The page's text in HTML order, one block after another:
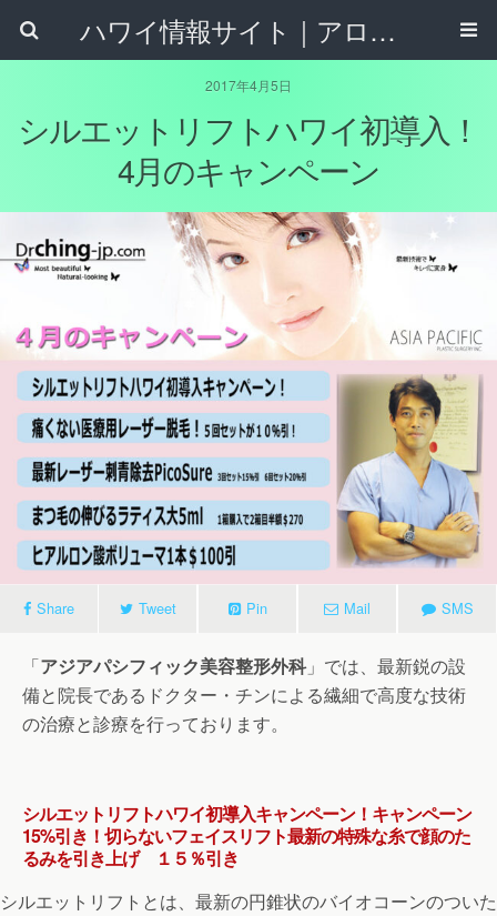
ハワイ情報サイト｜アロハタウンネット
2017年4月5日
シルエットリフトハワイ初導入！
4月のキャンペーン
Share Tweet Pin Mail SMS
「アジアパシフィック美容整形外科」では、最新鋭の設
備と院長であるドクター・チンによる繊細で高度な技術
の治療と診療を行っております。
シルエットリフトハワイ初導入キャンペーン！キャンペーン
15%引き！切らないフェイスリフト最新の特殊な糸で顔のた
るみを引き上げ １５％引き
シルエットリフトとは、最新の円錐状のバイオコーンのついた